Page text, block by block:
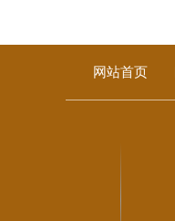
网站首页